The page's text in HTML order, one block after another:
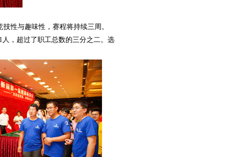
性与趣味性，赛程将持续三周。
，超过了职工总数的三分之二。选